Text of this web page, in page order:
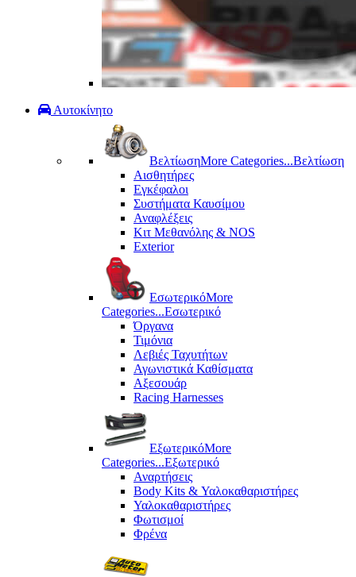
Αυτοκίνητο
ΒελτίωσηMore Categories...Βελτίωση
Αισθητήρες
Εγκέφαλοι
Συστήματα Καυσίμου
Αναφλέξεις
Κιτ Μεθανόλης & ΝΟS
Exterior
ΕσωτερικόMore
Categories...Εσωτερικό
Όργανα
Τιμόνια
Λεβιές Ταχυτήτων
Αγωνιστικά Καθίσματα
Αξεσουάρ
Racing Harnesses
ΕξωτερικόMore
Categories...Εξωτερικό
Αναρτήσεις
Body Kits & Υαλοκαθαριστήρες
Υαλοκαθαριστήρες
Φωτισμοί
Φρένα